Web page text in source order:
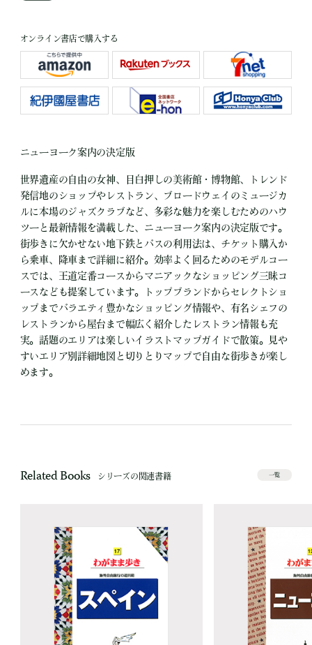
オンライン書店で購入する
ニューヨーク案内の決定版
世界遺産の自由の女神、目白押しの美術館・博物館、トレンド
発信地のショップやレストラン、ブロードウェイのミュージカ
ルに本場のジャズクラブなど、多彩な魅力を楽しむためのハウ
ツーと最新情報を満載した、ニューヨーク案内の決定版です。
街歩きに欠かせない地下鉄とバスの利用法は、チケット購入か
ら乗車、降車まで詳細に紹介。効率よく回るためのモデルコー
スでは、王道定番コースからマニアックなショッピング三昧コ
ースなども提案しています。トップブランドからセレクトショ
ップまでバラエティ豊かなショッピング情報や、有名シェフの
レストランから屋台まで幅広く紹介したレストラン情報も充
実。話題のエリアは楽しいイラストマップガイドで散策。見や
すいエリア別詳細地図と切りとりマップで自由な街歩きが楽し
めます。
Related Books シリーズの関連書籍 一覧